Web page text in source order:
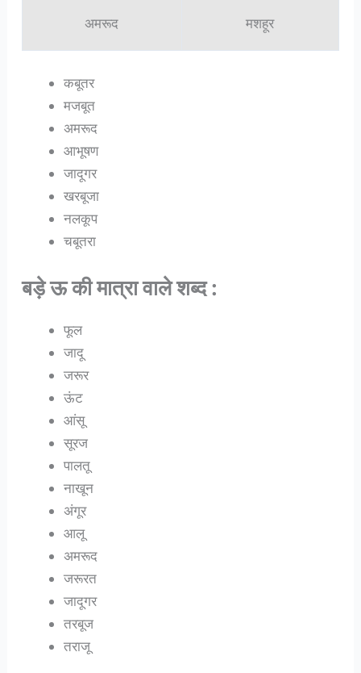
अमरूद मशहूर
कबूतर
मजबूत
अमरूद
आभूषण
जादूगर
खरबूजा
नलकूप
चबूतरा
बड़े ऊ की मात्रा वाले शब्द :
फूल
जादू
जरूर
ऊंट
आंसू
सूरज
पालतू
नाखून
अंगूर
आलू
अमरूद
जरूरत
जादूगर
तरबूज
तराजू